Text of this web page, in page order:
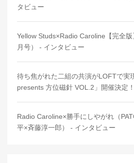
タビュー
Yellow Studs×Radio Caroline【完全
月号） - インタビュー
待ち焦がれた二組の共演がLOFTで実
presents 方位磁針 VOL.2」開催決定
Radio Caroline×勝手にしやがれ（
平×斉藤淳一郎） - インタビュー